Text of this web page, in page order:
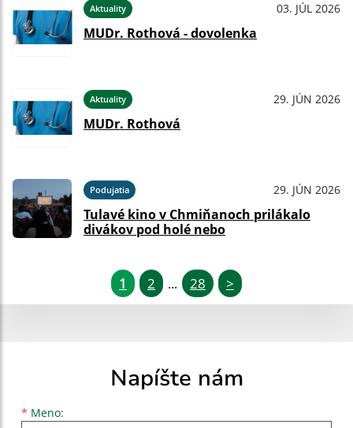
Aktuality 03. JÚL 2026
MUDr. Rothová - dovolenka
Aktuality 29. JÚN 2026
MUDr. Rothová
Podujatia 29. JÚN 2026
Tulavé kino v Chmiňanoch prilákalo
divákov pod holé nebo
1 2 ... 28 >
Napíšte nám
* Meno:
Meno
Priezvisko
E-mailová adresa